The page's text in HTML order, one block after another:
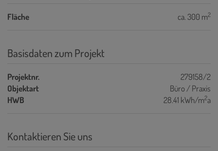
Fläche ca. 300 m2
Basisdaten zum Projekt
Projektnr.
279158/2
Objektart
Büro / Praxis
HWB
28.41 kWh/m2a
Kontaktieren Sie uns